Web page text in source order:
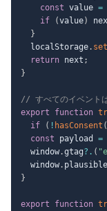
const value =
if
(value)
}
  localStorage
.
return next ;
}
// すべてのイベント
export
function
if
( ! hasConsent (
const payload =
  window
.gtag?. (
  window
. plausible
}
export function